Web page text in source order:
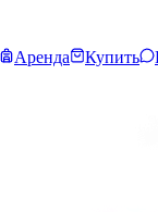
Аренда Купить